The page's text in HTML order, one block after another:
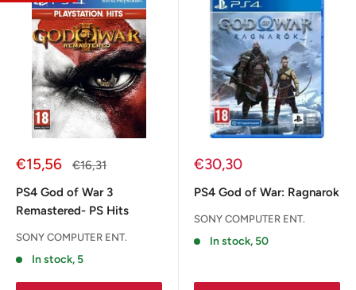
Prezzo
€15,56 Prezzo
€16,31
PS4 God of War 3
Remastered- PS Hits
SONY COMPUTER ENT.
In stock, 5
Prezzo
€30,30
PS4 God of War: Ragnarok
SONY COMPUTER ENT.
In stock, 50